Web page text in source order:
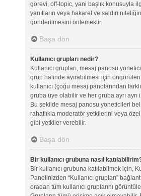
görevi, off-topic, yani başlık konusuyla
yanıtların veya hakaret ve saldırı
gönderilmesini önlemektir.
Başa dön
Kullanıcı grupları nedir?
Kullanıcı grupları, mesaj panosu
grup halinde ayırabilmesi için
kullanıcı (çoğu mesaj panolarından
gruba üye olabilir ve her gruba ayrı ayrı
Bu şekilde mesaj panosu yöneticileri
rahatlıkla moderatör yetkilerini veya
gibi yetkiler verebilir.
Başa dön
Bir kullanıcı grubuna nasıl
Bir kullanıcı grubuna katılabilmek için,
Panelinizden “Kullanıcı grupları”
oradan tüm kullanıcı gruplarını